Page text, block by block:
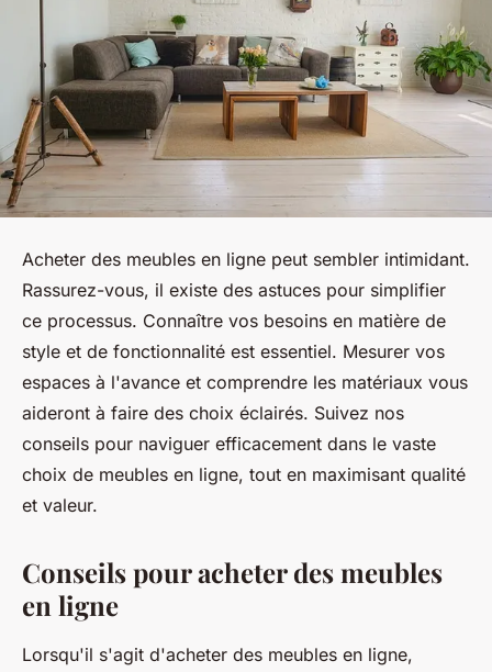
Acheter des meubles en ligne peut sembler intimidant.
Rassurez-vous, il existe des astuces pour simplifier
ce processus. Connaître vos besoins en matière de
style et de fonctionnalité est essentiel. Mesurer vos
espaces à l'avance et comprendre les matériaux vous
aideront à faire des choix éclairés. Suivez nos
conseils pour naviguer efficacement dans le vaste
choix de meubles en ligne, tout en maximisant qualité
et valeur.
Conseils pour acheter des meubles
en ligne
Lorsqu'il s'agit d'acheter des meubles en ligne,